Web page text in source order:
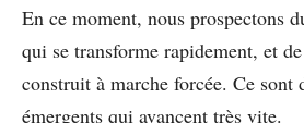
En ce moment, nous prospectons
qui se transforme rapidement, et
construit à marche forcée. Ce sont
émergents qui avancent très vite.